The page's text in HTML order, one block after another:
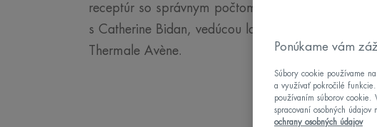
receptúr so správnym počtom zložiek. Podrobný
s Catherine Bidan, vedúcou laboratória tvorby
Thermale Avène.
Ponúkame vám
Súbory cookie používame
a využívať pokročilé
používaním súborov cookie.
spracovaní osobných
ochrany osobných údajov